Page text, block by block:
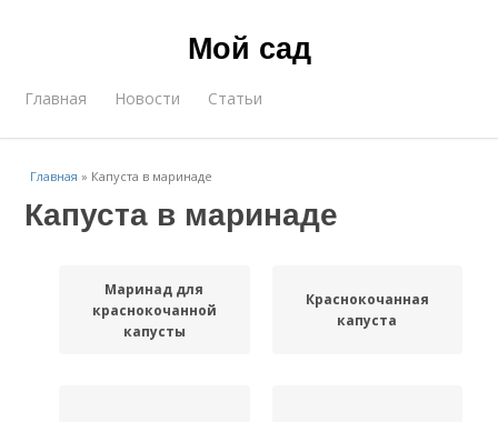
Мой сад
Главная Новости Статьи
Главная » Капуста в маринаде
Капуста в маринаде
Маринад для
краснокочанной
капусты
Краснокочанная
капуста